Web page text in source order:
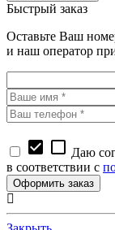
Быстрый заказ
Оставьте Ваш
и наш оператор
check_box check_box_outline_blank Даю
в соответствии с